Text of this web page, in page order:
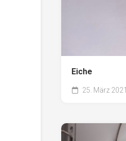
Eiche
25. März 2021